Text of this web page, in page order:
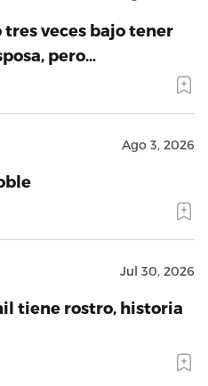
tres veces bajo tener
pero…
Ago 3, 2026
Jul 30, 2026
tiene rostro, historia